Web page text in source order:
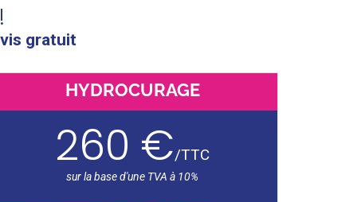
gratuit
HYDROCURAGE
260 €/TTC